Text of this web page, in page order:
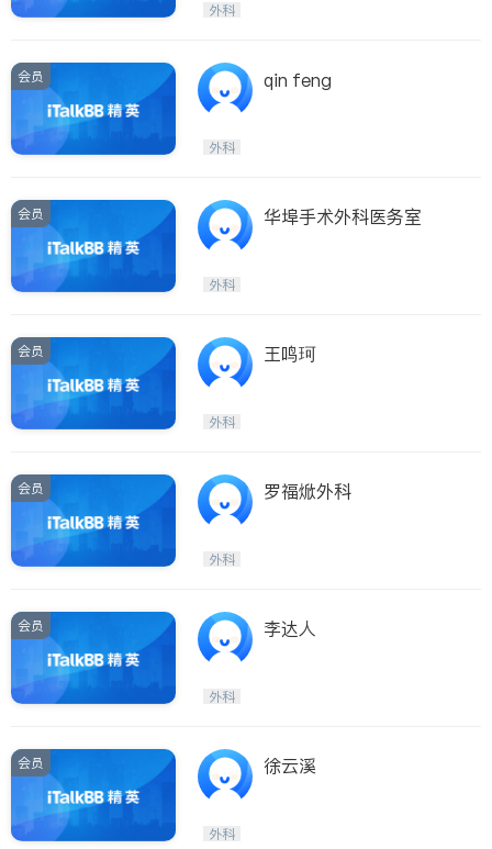
外科
会员 qin feng
外科
会员 华埠手术外科医务室
外科
会员 王鸣珂
外科
会员 罗福焮外科
外科
会员 李达人
外科
会员 徐云溪
外科